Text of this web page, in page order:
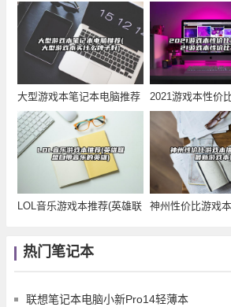
戏本性价比)
推荐的游戏本)
大型游戏本笔记本电脑推荐
(大型游戏本买什
2021游戏本性价
(2021游戏本
LOL音乐游戏本推荐(英雄联
神州性价比游戏
热门笔记本
联想笔记本电脑小新Pro14轻薄本